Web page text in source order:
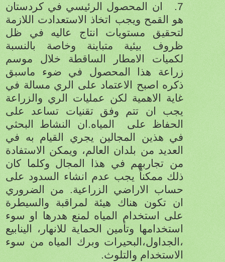
7.
ان المحصول الرئيسي في كردستان
هو القمح ويجب اتخاذ الاستعدادت اللازمة
لتحقيق مستويات انتاج عاليه في ظل
ظروف بيئية متباينة وخاصة بالنسبة
لكميات الامطار الساقطة خلال موسم
زراعة هذا المحصول في ضوء ماسبق
ذكره اصبح الاعتماد على الري مسالة في
غاية الاهمية لكن عمليات الري والزراعة
يجب ان تتم وفق تقنيات تساعد على
الحفاظ على
المياه.ان النشاط البحثي
في هذين المجالين يجري القيام به في
العديد من بلدان العالم، ويمكن الاستفادة
من تجاربهم في هذا المجال وكلما كان
ذلك ممكناً يجب عدم انشاء السدود على
حساب الاراضي الزراعية. من الضروري
ان تكون هناك هيئة لمراقبة والسيطرة
على استخدام المياه لمنع هدرها او سوء
استخدامها وتأمين الحماية للانهار، الينابيع
،الجداول،البحيرات وبرك المياه من سوء
الاستخدام والتلوث.